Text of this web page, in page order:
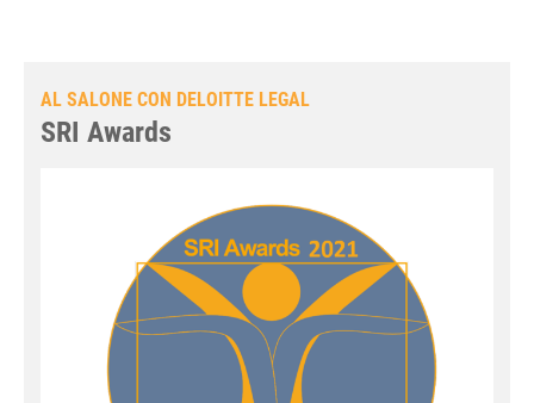
AL SALONE CON DELOITTE LEGAL
SRI Awards